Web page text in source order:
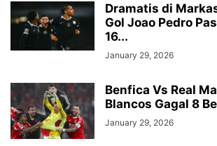
Dramatis di
Gol Joao Pedro
16...
January 29, 2026
Benfica Vs Real
Blancos Gagal 8
January 29, 2026